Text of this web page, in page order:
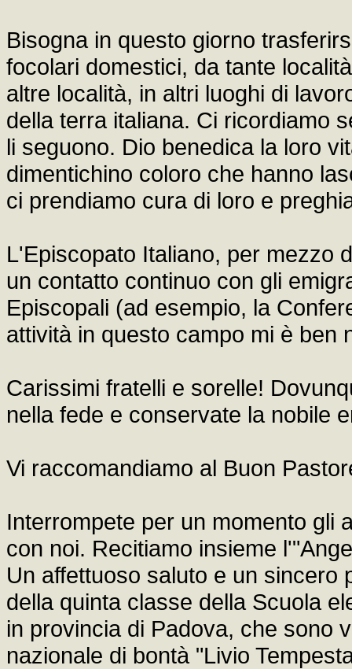
Bisogna in questo giorno
focolari domestici, da tante
altre località, in altri luoghi di
della terra italiana. Ci ricordiamo
li seguono. Dio benedica la loro
dimentichino coloro che hanno
ci prendiamo cura di loro e
L'Episcopato Italiano, per mezzo
un contatto continuo con gli
Episcopali (ad esempio, la
attività in questo campo mi è ben
Carissimi fratelli e sorelle!
nella fede e conservate la nobile
Vi raccomandiamo al Buon
Interrompete per un momento gli
con noi. Recitiamo insieme
Un affettuoso saluto e un sincero
della quinta classe della Scuola
in provincia di Padova, che sono
nazionale di bontà "Livio